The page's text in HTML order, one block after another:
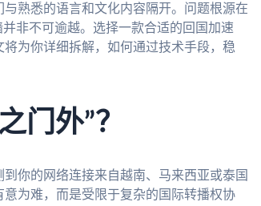
熟悉的语言和文化内容隔开。问题根源在
非不可逾越。选择一款合适的回国加速
为你详细拆解，如何通过技术手段，稳
门外”？
你的网络连接来自越南、马来西亚或泰国
为难，而是受限于复杂的国际转播权协